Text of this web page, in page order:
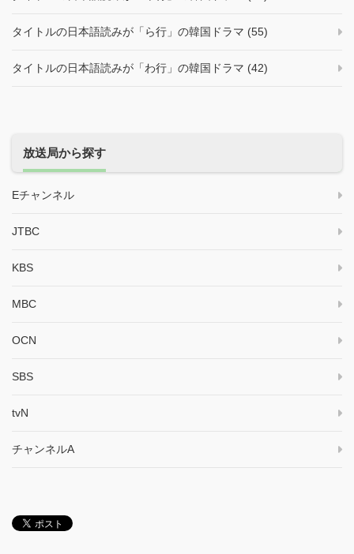
タイトルの日本語読みが「ら行」の韓国ドラマ (55)
タイトルの日本語読みが「わ行」の韓国ドラマ (42)
放送局から探す
Eチャンネル
JTBC
KBS
MBC
OCN
SBS
tvN
チャンネルA